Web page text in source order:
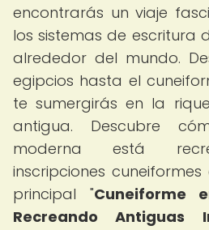
encontrarás un viaje
los sistemas de escritura
alrededor del mundo.
egipcios hasta el
te sumergirás en la
antigua. Descubre
moderna está
inscripciones
principal "Cuneiforme
Recreando Antiguas